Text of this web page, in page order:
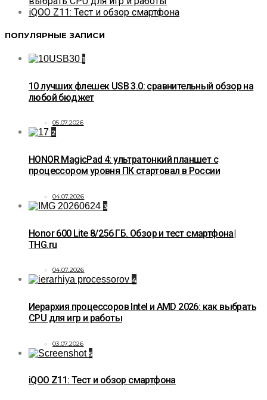
iQOO Z11: Тест и обзор смартфона
ПОПУЛЯРНЫЕ ЗАПИСИ
1
10 лучших флешек USB 3.0: сравнительный обзор на
любой бюджет
05.07.2026
2
HONOR MagicPad 4: ультратонкий планшет с
процессором уровня ПК стартовал в России
04.07.2026
3
Honor 600 Lite 8/256 ГБ. Обзор и тест смартфона|
THG.ru
04.07.2026
4
Иерархия процессоров Intel и AMD 2026: как выбрать
CPU для игр и работы
03.07.2026
5
iQOO Z11: Тест и обзор смартфона